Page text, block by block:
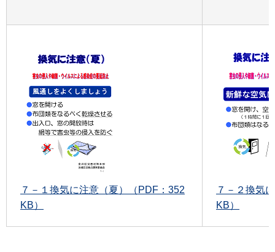
７－１換気に注意（夏）（PDF：352
KB）
７－２換気
KB）